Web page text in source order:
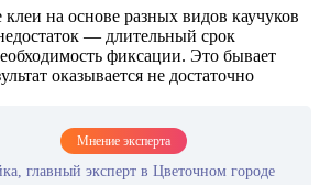
на основе разных видов каучуков
— длительный срок
фиксации. Это бывает
оказывается не достаточно
Мнение эксперта
главный эксперт в Цветочном городе